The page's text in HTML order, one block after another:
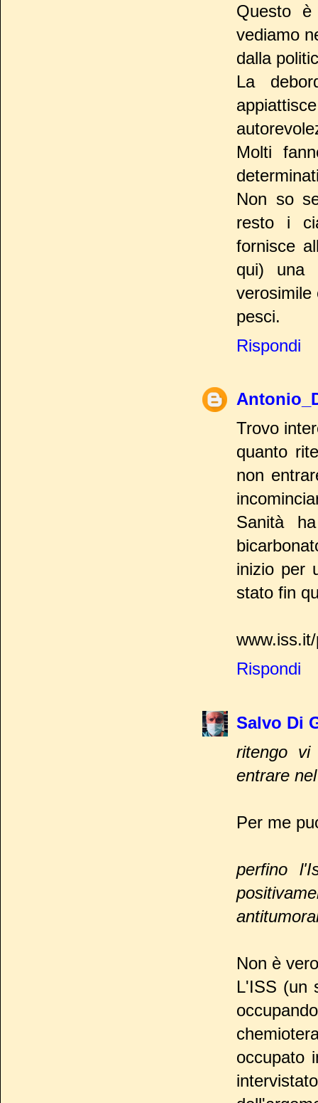
Questo
vediamo
dalla
La
Molti
Non so
resto i
fornisce
qui) una
verosimile
pesci.
Rispondi
Trovo
quanto
non
Sanità
inizio per
stato fin
Rispondi
Salvo Di
ritengo vi
entrare
Per me
perfino
Non è
L'ISS (un
occupato